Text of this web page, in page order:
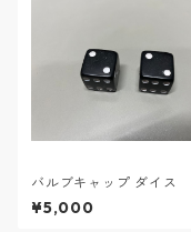
バルブキャップ ダイス
¥5,000